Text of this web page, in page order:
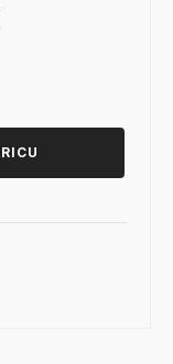
2.055,20 €.